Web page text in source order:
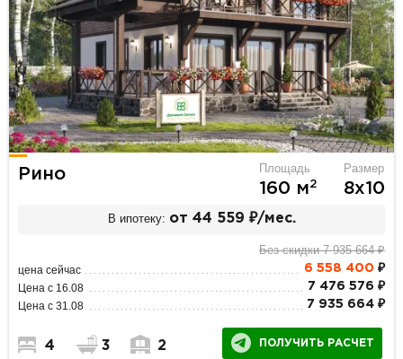
Рино Площадь
160 м2
Размер
8х10
В ипотеку: от 44 559 ₽/мес.
Без скидки 7 935 664 ₽
цена сейчас 6 558 400 ₽
Цена с 16.08 7 476 576 ₽
Цена с 31.08 7 935 664 ₽
4 3 2 ПОЛУЧИТЬ РАСЧЕТ